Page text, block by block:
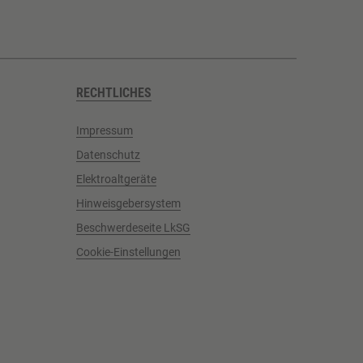
RECHTLICHES
Impressum
Datenschutz
Elektroaltgeräte
Hinweisgebersystem
Beschwerdeseite LkSG
Cookie-Einstellungen